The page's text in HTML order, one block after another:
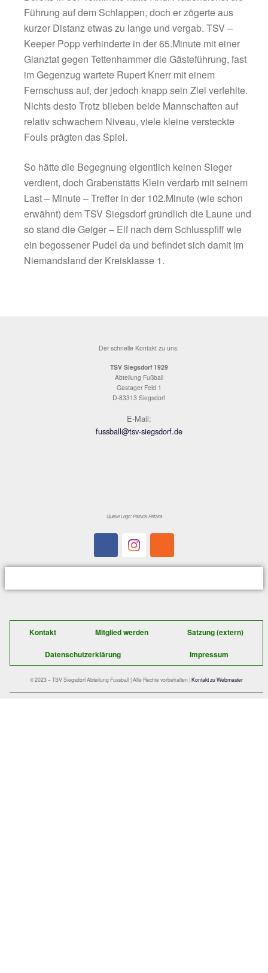
Torszenen blieben Mangelware. Beiden
konnte man eine gewisse
absprechen. Die einzig nennenswerte
Durchgang eins blieb Grabenstätts Besten
Klein vorbehalten (22.), der einen Freistoss
Zentimeter am Tor vorbeisetzte.
Strasshofer (TUS Traunreut), der mit der
Partie wenig Mühe hatte und insgesamt
leitete, hatte dann auch ein Einsehen und
Halbzeitpause.
Bereits in der 46.Minute hatte Andi
Führung auf dem Schlappen, doch er
kurzer Distanz etwas zu lange und vergab.
relativ schwachem Niveau, viele kleine
Fouls prägten das Spiel.
So hätte die Begegnung eigentlich keinen
so stand die Geiger – Elf nach dem
ein begossener Pudel da und befindet sich
Niemandsland der Kreisklasse 1.
Der schnelle Kontakt zu uns:
TSV Siegsdorf 1929